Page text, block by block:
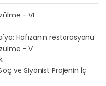
- VI
Hafızanın restorasyonu
- V
ve Siyonist Projenin İç